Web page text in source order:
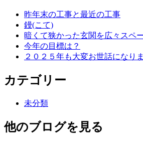
昨年末の工事と最近の工事
鏝(こて)
暗くて狭かった玄関を広々スペ
今年の目標は？
２０２５年も大変お世話になり
カテゴリー
未分類
他のブログを見る